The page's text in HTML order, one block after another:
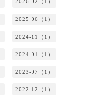
2026-02（1）
2025-06（1）
2024-11（1）
2024-01（1）
2023-07（1）
2022-12（1）